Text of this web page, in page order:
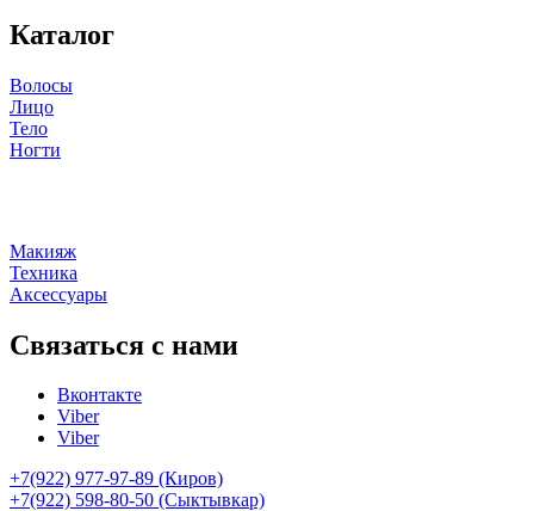
Каталог
Волосы
Лицо
Тело
Ногти
Макияж
Техника
Аксессуары
Связаться с нами
Вконтакте
Viber
Viber
+7(922) 977-97-89 (Киров)
+7(922) 598-80-50 (Сыктывкар)